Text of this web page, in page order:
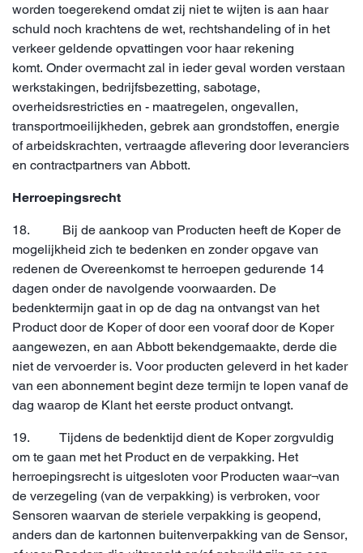
worden toegerekend omdat zij niet te wijten is aan haar
schuld noch krachtens de wet, rechtshandeling of in het
verkeer geldende opvattingen voor haar rekening
komt. Onder overmacht zal in ieder geval worden verstaan
werkstakingen, bedrijfsbezetting, sabotage,
overheidsrestricties en - maatregelen, ongevallen,
transportmoeilijkheden, gebrek aan grondstoffen, energie
of arbeidskrachten, vertraagde aflevering door leveranciers
en contractpartners van Abbott.
Herroepingsrecht
18. Bij de aankoop van Producten heeft de Koper de
mogelijkheid zich te bedenken en zonder opgave van
redenen de Overeenkomst te herroepen gedurende 14
dagen onder de navolgende voorwaarden. De
bedenktermijn gaat in op de dag na ontvangst van het
Product door de Koper of door een vooraf door de Koper
aangewezen, en aan Abbott bekendgemaakte, derde die
niet de vervoerder is. Voor producten geleverd in het kader
van een abonnement begint deze termijn te lopen vanaf de
dag waarop de Klant het eerste product ontvangt.
19. Tijdens de bedenktijd dient de Koper zorgvuldig
om te gaan met het Product en de verpakking. Het
herroepingsrecht is uitgesloten voor Producten waar¬van
de verzegeling (van de verpakking) is verbroken, voor
Sensoren waarvan de steriele verpakking is geopend,
anders dan de kartonnen buitenverpakking van de Sensor,